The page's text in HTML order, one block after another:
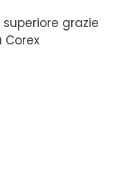
grazie